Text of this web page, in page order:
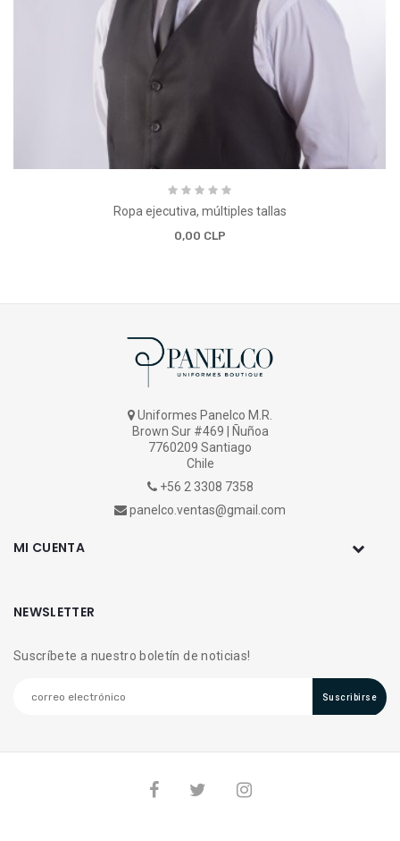
Ropa ejecutiva, múltiples tallas
0,00 CLP
Uniformes Panelco M.R.
Brown Sur #469 | Ñuñoa
7760209 Santiago
Chile
+56 2 3308 7358
panelco.ventas@gmail.com
MI CUENTA
NEWSLETTER
Suscríbete a nuestro boletín de noticias!
Suscribirse